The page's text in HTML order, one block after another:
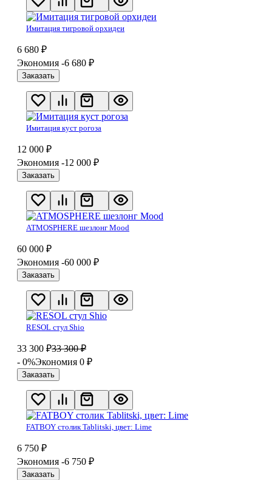
Имитация тигровой орхидеи
6 680 ₽
Экономия -6 680 ₽
Заказать
Имитация куст рогоза
12 000 ₽
Экономия -12 000 ₽
Заказать
ATMOSPHERE шезлонг Mood
60 000 ₽
Экономия -60 000 ₽
Заказать
RESOL стул Shio
33 300 ₽33 300 ₽
- 0%Экономия 0 ₽
Заказать
FATBOY столик Tablitski, цвет: Lime
6 750 ₽
Экономия -6 750 ₽
Заказать